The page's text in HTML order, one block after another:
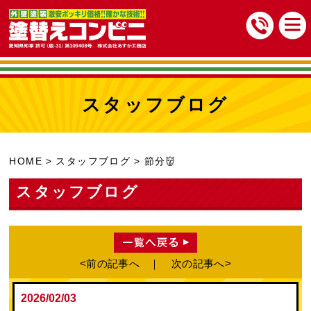
スタッフブログ
HOME スタッフブログ 節分👹
スタッフブログ
前の記事へ 次の記事へ
2026/02/03